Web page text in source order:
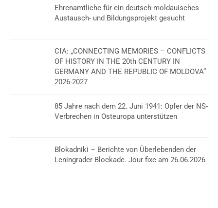
Ehrenamtliche für ein deutsch-moldauisches
Austausch- und Bildungsprojekt gesucht
CfA: „CONNECTING MEMORIES – CONFLICTS
OF HISTORY IN THE 20th CENTURY IN
GERMANY AND THE REPUBLIC OF MOLDOVA“
2026-2027
85 Jahre nach dem 22. Juni 1941: Opfer der NS-
Verbrechen in Osteuropa unterstützen
Blokadniki – Berichte von Überlebenden der
Leningrader Blockade. Jour fixe am 26.06.2026